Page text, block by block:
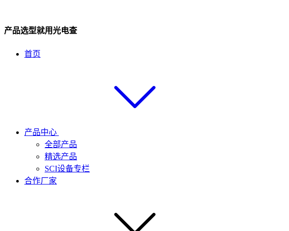
产品选型就用光电查
首页
产品中心
全部产品
精选产品
SCI设备专栏
合作厂家